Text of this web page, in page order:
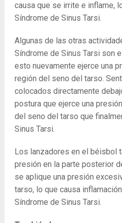
causa que se irrite e inflame,
Síndrome de Sinus Tarsi.
Algunas de las otras
Síndrome de Sinus Tarsi son
esto nuevamente ejerce una
región del seno del tarso.
colocados directamente
postura que ejerce una
del seno del tarso que
Sinus Tarsi.
Los lanzadores en el béisbol
presión en la parte posterior
se aplique una presión
tarso, lo que causa
Síndrome de Sinus Tarsi.